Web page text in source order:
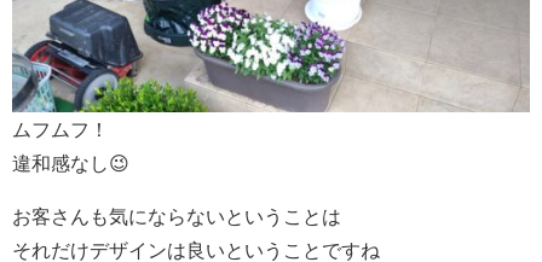
ムフムフ！
違和感なし😉
お客さんも気にならないということは
それだけデザインは良いということですね